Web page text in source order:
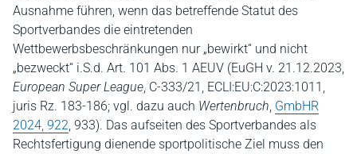
Ausnahme führen, wenn das betreffende Statut des
Sportverbandes die eintretenden
Wettbewerbsbeschränkungen nur „bewirkt“ und nicht
„bezweckt“ i.S.d. Art. 101 Abs. 1 AEUV (EuGH v. 21.12.2023,
European Super League, C-333/21, ECLI:EU:C:2023:1011,
juris Rz. 183-186; vgl. dazu auch Wertenbruch, GmbHR
2024, 922, 933). Das aufseiten des Sportverbandes als
Rechtsfertigung dienende sportpolitische Ziel muss den